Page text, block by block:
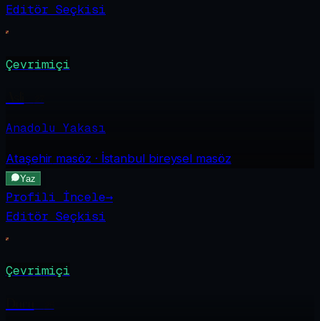
Editör Seçkisi
Çevrimiçi
Anadolu Yakası
Ataşehir masöz · İstanbul bireysel masöz
Yaz
Profili İncele→
Editör Seçkisi
Çevrimiçi